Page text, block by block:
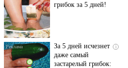
грибок за 5 дней!
i
За 5 дней исчезнет
даже самый
застарелый грибок: